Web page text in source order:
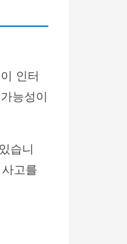
인터
능성이
습니
고를